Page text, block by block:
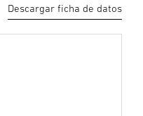
Descargar ficha de datos